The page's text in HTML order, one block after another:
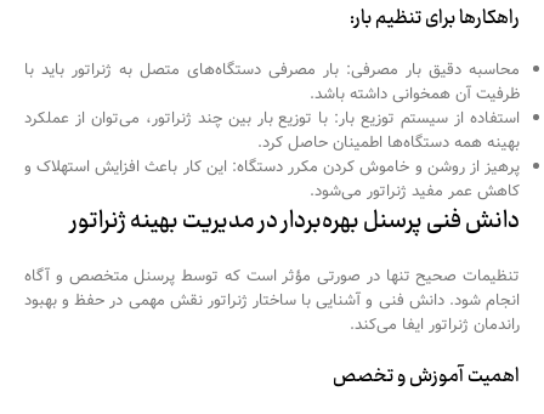
راهکارها برای تنظیم بار:
محاسبه دقیق بار مصرفی: بار مصرفی دستگاه‌های متصل به ژنراتور باید با
ظرفیت آن همخوانی داشته باشد.
استفاده از سیستم توزیع بار: با توزیع بار بین چند ژنراتور، می‌توان از عملکرد
بهینه همه دستگاه‌ها اطمینان حاصل کرد.
پرهیز از روشن و خاموش کردن مکرر دستگاه: این کار باعث افزایش استهلاک و
کاهش عمر مفید ژنراتور می‌شود.
دانش فنی پرسنل بهره‌بردار در مدیریت بهینه ژنراتور
تنظیمات صحیح تنها در صورتی مؤثر است که توسط پرسنل متخصص و آگاه
انجام شود. دانش فنی و آشنایی با ساختار ژنراتور نقش مهمی در حفظ و بهبود
راندمان ژنراتور ایفا می‌کند.
اهمیت آموزش و تخصص